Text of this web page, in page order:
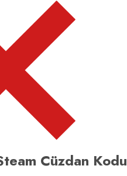
Cüzdan Kodu